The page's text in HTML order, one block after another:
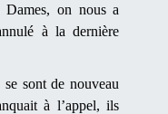
Dames, on nous a
à la dernière
sont de nouveau
à l’appel, ils